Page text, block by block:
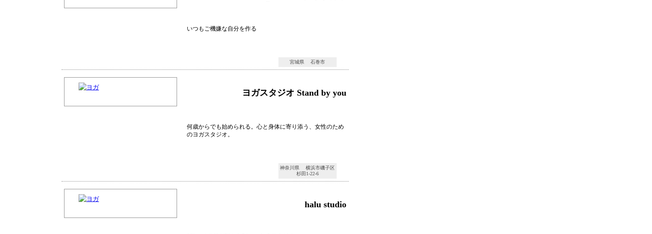
いつもご機嫌な自分を作る
宮城県 石巻市
ヨガスタジオ Stand by you
何歳からでも始められる。心と身体に寄り添う、女性のため
のヨガスタジオ。
神奈川県 横浜市磯子区
杉田1-22-6
halu studio